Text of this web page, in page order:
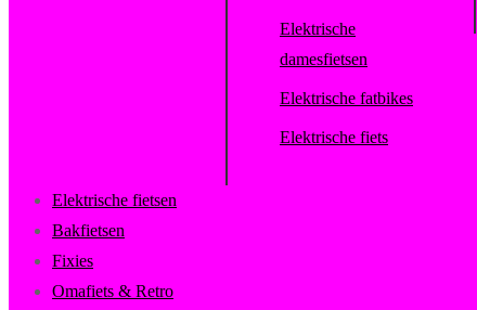
Elektrische
damesfietsen
Elektrische fatbikes
Elektrische fiets
Elektrische fietsen
Bakfietsen
Fixies
Omafiets & Retro